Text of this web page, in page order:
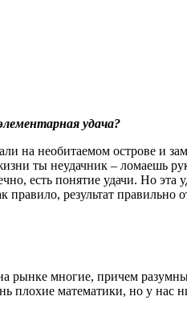
удача?
на необитаемом острове и
ты неудачник – ломаешь
есть понятие удачи. Но эта
результат правильно
рынке многие, причем
плохие математики, но у нас